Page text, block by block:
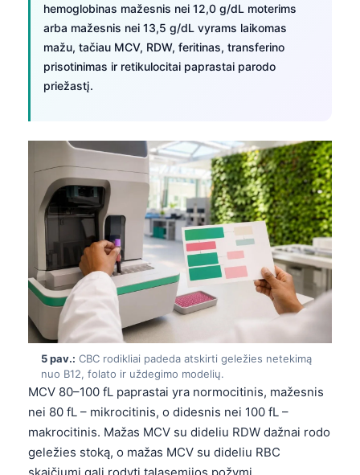
hemoglobinas mažesnis nei 12,0 g/dL moterims
arba mažesnis nei 13,5 g/dL vyrams laikomas
mažu, tačiau MCV, RDW, feritinas, transferino
prisotinimas ir retikulocitai paprastai parodo
priežastį.
5 pav.: CBC rodikliai padeda atskirti geležies netekimą
nuo B12, folato ir uždegimo modelių.
MCV 80–100 fL paprastai yra normocitinis, mažesnis
nei 80 fL – mikrocitinis, o didesnis nei 100 fL –
makrocitinis. Mažas MCV su dideliu RDW dažnai rodo
geležies stoką, o mažas MCV su dideliu RBC
skaičiumi gali rodyti talasemijos požymį.